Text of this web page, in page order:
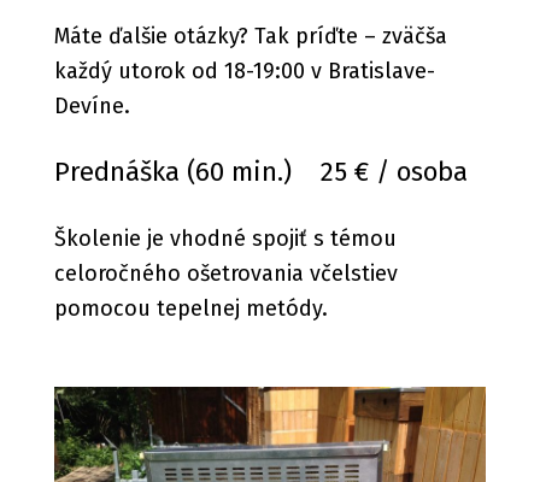
Máte ďalšie otázky? Tak príďte – zväčša
každý utorok od 18-19:00 v Bratislave-
Devíne.
Prednáška (60 min.) 25 € / osoba
Školenie je vhodné spojiť s témou
celoročného ošetrovania včelstiev
pomocou tepelnej metódy.